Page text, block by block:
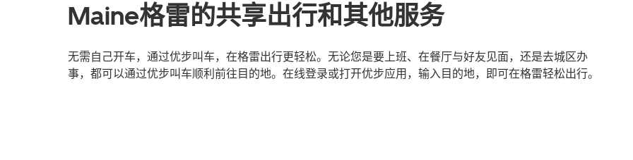
Maine格雷的共享出行和其他服务
无需自己开车，通过优步叫车，在格雷出行更轻松。无论您是要上班、在餐厅与好友见面，还是去城区办
事，都可以通过优步叫车顺利前往目的地。在线登录或打开优步应用，输入目的地，即可在格雷轻松出行。